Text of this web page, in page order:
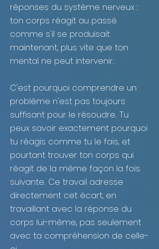
réponses du système nerveux :
ton corps réagit au passé
comme s'il se produisait
maintenant, plus vite que ton
mental ne peut intervenir.
C'est pourquoi comprendre un
problème n'est pas toujours
suffisant pour le résoudre. Tu
peux savoir exactement pourquoi
tu réagis comme tu le fais, et
pourtant trouver ton corps qui
réagit de la même façon la fois
suivante. Ce travail adresse
directement cet écart, en
travaillant avec la réponse du
corps lui-même, pas seulement
avec ta compréhension de celle-